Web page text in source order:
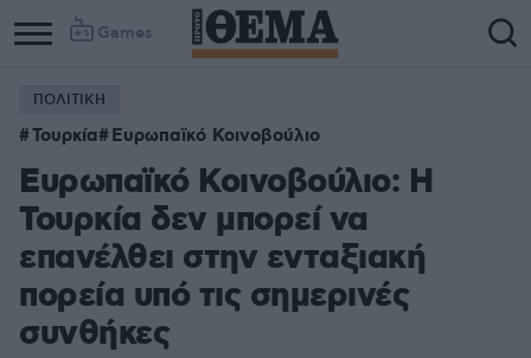
Games
ΠΟΛΙΤΙΚΗ
Τουρκία Ευρωπαϊκό Κοινοβούλιο
Ευρωπαϊκό Κοινοβούλιο: Η
Τουρκία δεν μπορεί να
επανέλθει στην ενταξιακή
πορεία υπό τις σημερινές
συνθήκες